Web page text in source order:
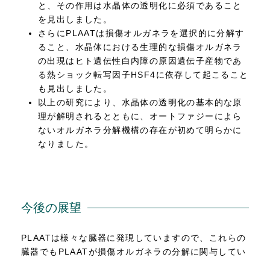
と、その作用は水晶体の透明化に必須であること
を見出しました。
さらにPLAATは損傷オルガネラを選択的に分解す
ること、水晶体における生理的な損傷オルガネラ
の出現はヒト遺伝性白内障の原因遺伝子産物であ
る熱ショック転写因子HSF4に依存して起こること
も見出しました。
以上の研究により、水晶体の透明化の基本的な原
理が解明されるとともに、オートファジーによら
ないオルガネラ分解機構の存在が初めて明らかに
なりました。
今後の展望
PLAATは様々な臓器に発現していますので、これらの
臓器でもPLAATが損傷オルガネラの分解に関与してい